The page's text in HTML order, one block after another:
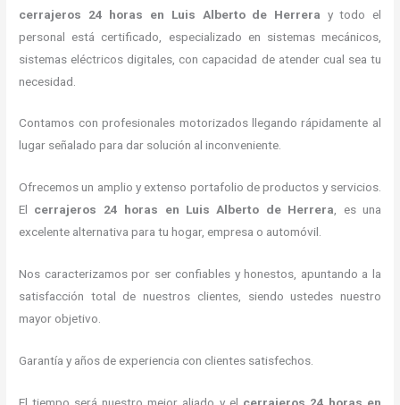
cerrajeros 24 horas en Luis Alberto de Herrera y todo el
personal está certificado, especializado en sistemas mecánicos,
sistemas eléctricos digitales, con capacidad de atender cual sea tu
necesidad.
Contamos con profesionales motorizados llegando rápidamente al
lugar señalado para dar solución al inconveniente.
Ofrecemos un amplio y extenso portafolio de productos y servicios.
El cerrajeros 24 horas en Luis Alberto de Herrera, es una
excelente alternativa para tu hogar, empresa o automóvil.
Nos caracterizamos por ser confiables y honestos, apuntando a la
satisfacción total de nuestros clientes, siendo ustedes nuestro
mayor objetivo.
Garantía y años de experiencia con clientes satisfechos.